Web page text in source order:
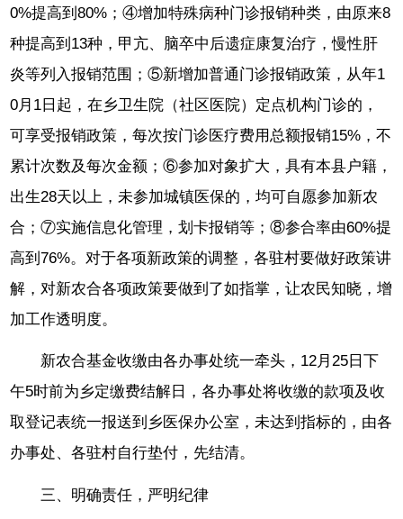
0%提高到80%；④增加特殊病种门诊报销种类，由原来8
种提高到13种，甲亢、脑卒中后遗症康复治疗，慢性肝
炎等列入报销范围；⑤新增加普通门诊报销政策，从年1
0月1日起，在乡卫生院（社区医院）定点机构门诊的，
可享受报销政策，每次按门诊医疗费用总额报销15%，不
累计次数及每次金额；⑥参加对象扩大，具有本县户籍，
出生28天以上，未参加城镇医保的，均可自愿参加新农
合；⑦实施信息化管理，划卡报销等；⑧参合率由60%提
高到76%。对于各项新政策的调整，各驻村要做好政策讲
解，对新农合各项政策要做到了如指掌，让农民知晓，增
加工作透明度。
新农合基金收缴由各办事处统一牵头，12月25日下
午5时前为乡定缴费结解日，各办事处将收缴的款项及收
取登记表统一报送到乡医保办公室，未达到指标的，由各
办事处、各驻村自行垫付，先结清。
三、明确责任，严明纪律